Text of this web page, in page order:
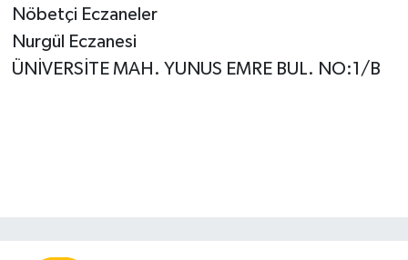
Nöbetçi Eczaneler
Nurgül Eczanesi
ÜNİVERSİTE MAH. YUNUS EMRE BUL. NO:1/B